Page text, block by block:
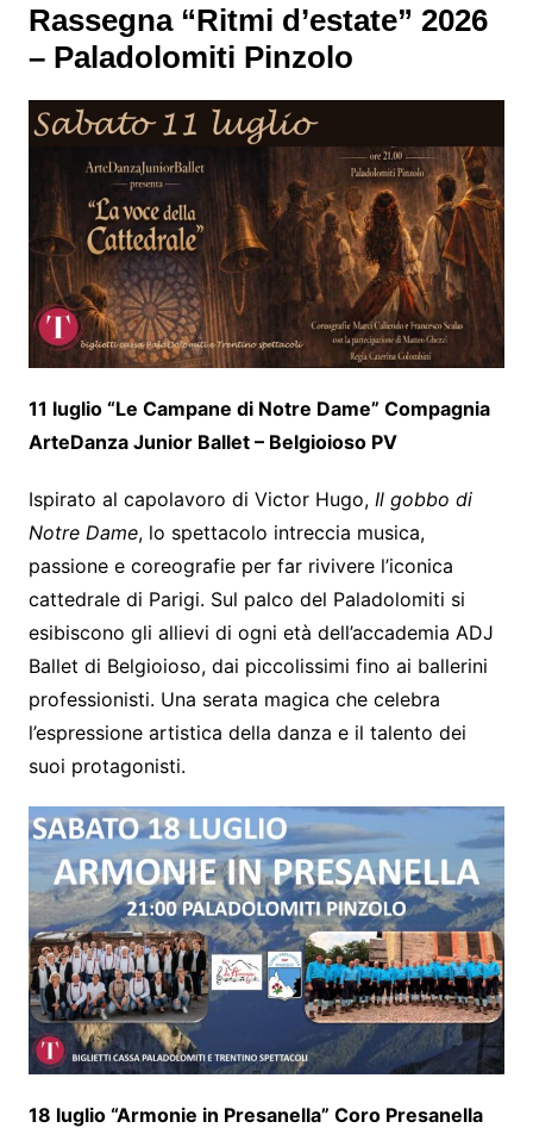
Rassegna “Ritmi d’estate” 2026
– Paladolomiti Pinzolo
11 luglio “Le Campane di Notre Dame” Compagnia
ArteDanza Junior Ballet – Belgioioso PV
Ispirato al capolavoro di Victor Hugo, Il gobbo di
Notre Dame, lo spettacolo intreccia musica,
passione e coreografie per far rivivere l’iconica
cattedrale di Parigi. Sul palco del Paladolomiti si
esibiscono gli allievi di ogni età dell’accademia ADJ
Ballet di Belgioioso, dai piccolissimi fino ai ballerini
professionisti. Una serata magica che celebra
l’espressione artistica della danza e il talento dei
suoi protagonisti.
18 luglio “Armonie in Presanella” Coro Presanella